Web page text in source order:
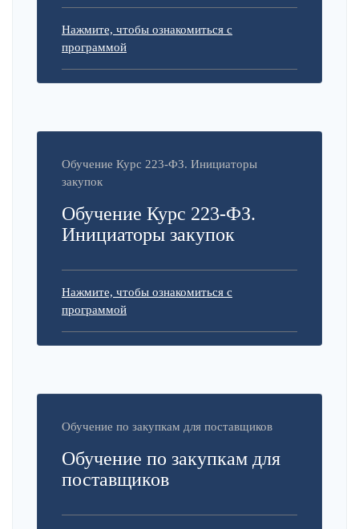
Нажмите, чтобы ознакомиться с
программой
Обучение Курс 223-ФЗ. Инициаторы
закупок
Обучение Курс 223-ФЗ.
Инициаторы закупок
Нажмите, чтобы ознакомиться с
программой
Обучение по закупкам для поставщиков
Обучение по закупкам для
поставщиков